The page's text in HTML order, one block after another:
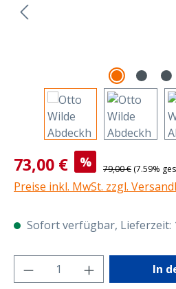
Verkaufspreis:
73,00 € % Regulärer Preis:
79,00 € (7.59%
Preise inkl. MwSt. zzgl.
Sofort verfügbar, Lieferzeit:
Produkt Anzahl: Gib
In